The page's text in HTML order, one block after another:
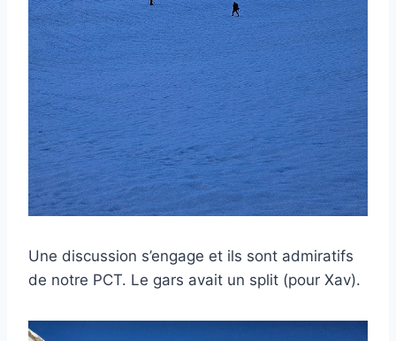
Une discussion s’engage et ils sont admiratifs
de notre PCT. Le gars avait un split (pour Xav).